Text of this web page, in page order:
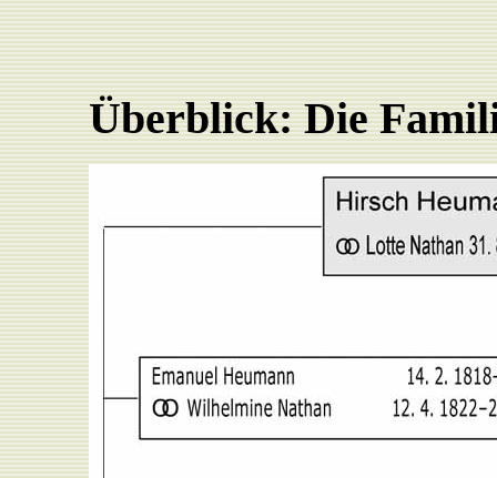
Überblick: Die